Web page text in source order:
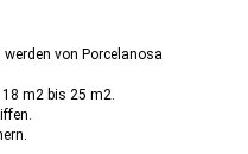
von Porcelanosa
m2 bis 25 m2.